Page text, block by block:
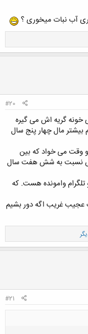
آب نبات میخوری ؟
#20
خونه گریه اش می گیره
بیشتر مال چهار پنج سال
وقت می خواد که بین
نسبت به شش هفت سال
وامونده هست. که
عجیب غریب اگه دور بشیم
#21